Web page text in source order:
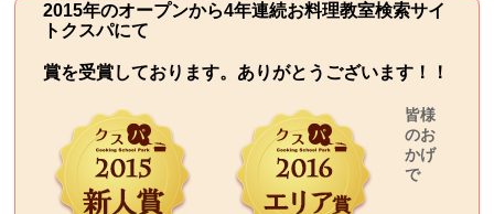
2015年のオープンから4年連続お料理教室検索サイ
トクスパにて
賞を受賞しております。ありがとうございます！！
皆様
のお
かげ
で